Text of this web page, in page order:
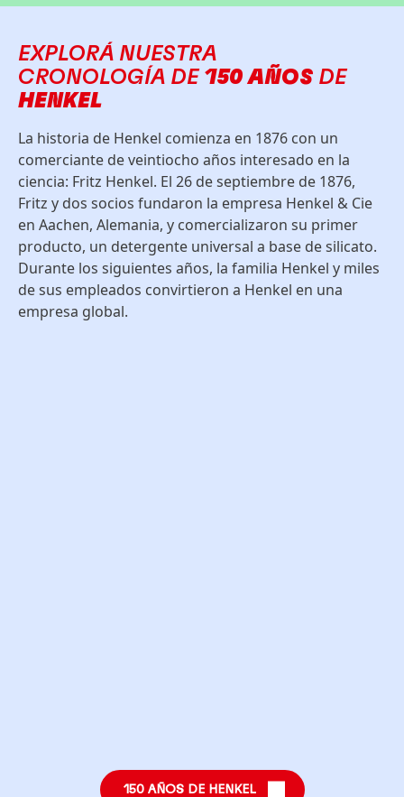
EXPLORÁ NUESTRA
CRONOLOGÍA DE 150 AÑOS DE
HENKEL
La historia de Henkel comienza en 1876 con un
comerciante de veintiocho años interesado en la
ciencia: Fritz Henkel. El 26 de septiembre de 1876,
Fritz y dos socios fundaron la empresa Henkel & Cie
en Aachen, Alemania, y comercializaron su primer
producto, un detergente universal a base de silicato.
Durante los siguientes años, la familia Henkel y miles
de sus empleados convirtieron a Henkel en una
empresa global.
150 AÑOS DE HENKEL